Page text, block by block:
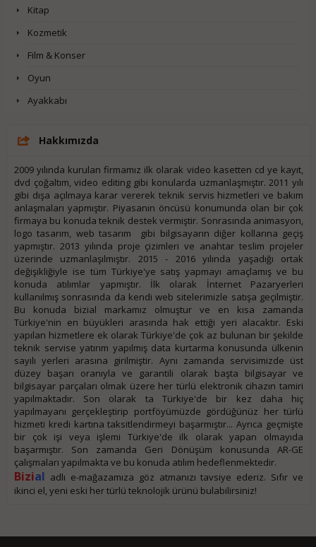
Kitap
Kozmetik
Film & Konser
Oyun
Ayakkabı
Hakkımızda
2009 yılında kurulan firmamız ilk olarak video kasetten cd ye kayıt,
dvd çoğaltım, video editing gibi konularda uzmanlaşmıştır. 2011 yılı
gibi dışa açılmaya karar vererek teknik servis hizmetleri ve bakım
anlaşmaları yapmıştır. Piyasanın öncüsü konumunda olan bir çok
firmaya bu konuda teknik destek vermiştir. Sonrasında animasyon,
logo tasarım, web tasarım gibi bilgisayarın diğer kollarına geçiş
yapmıştır. 2013 yılında proje çizimleri ve anahtar teslim projeler
üzerinde uzmanlaşılmıştır. 2015 - 2016 yılında yaşadığı ortak
değişikliğiyle ise tüm Türkiye'ye satış yapmayı amaçlamış ve bu
konuda atılımlar yapmıştır. İlk olarak İnternet Pazaryerleri
kullanılmış sonrasında da kendi web sitelerimizle satışa geçilmiştir.
Bu konuda bizial markamız olmuştur ve en kısa zamanda
Türkiye'nin en büyükleri arasında hak ettiği yeri alacaktır. Eski
yapılan hizmetlere ek olarak Türkiye'de çok az bulunan bir şekilde
teknik servise yatırım yapılmış data kurtarma konusunda ülkenin
sayılı yerleri arasına girilmiştir. Aynı zamanda servisimizde üst
düzey başarı oranıyla ve garantili olarak başta bilgisayar ve
bilgisayar parçaları olmak üzere her türlü elektronik cihazın tamiri
yapılmaktadır. Son olarak ta Türkiye'de bir kez daha hiç
yapılmayanı gerçekleştirip portföyümüzde gördüğünüz her türlü
hizmeti kredi kartına taksitlendirmeyi başarmıştır... Ayrıca geçmişte
bir çok işi veya işlemi Türkiye'de ilk olarak yapan olmayıda
başarmıştır. Son zamanda Geri Dönüşüm konusunda AR-GE
çalışmaları yapılmakta ve bu konuda atılım hedeflenmektedir.
Bizial adlı e-mağazamıza göz atmanızı tavsiye ederiz. Sıfır ve
ikinci el, yeni eski her türlü teknolojik ürünü bulabilirsiniz!